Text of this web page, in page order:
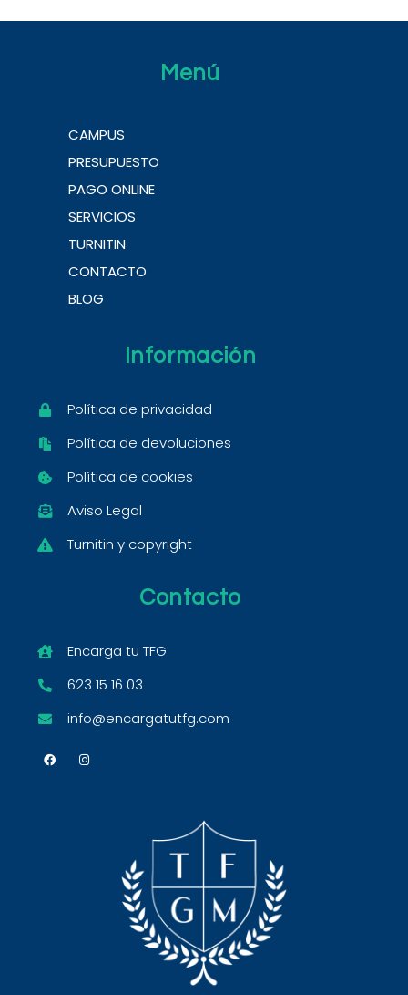
Menú
CAMPUS
PRESUPUESTO
PAGO ONLINE
SERVICIOS
TURNITIN
CONTACTO
BLOG
Información
Política de privacidad
Política de devoluciones
Política de cookies
Aviso Legal
Turnitin y copyright
Contacto
Encarga tu TFG
623 15 16 03
info@encargatutfg.com